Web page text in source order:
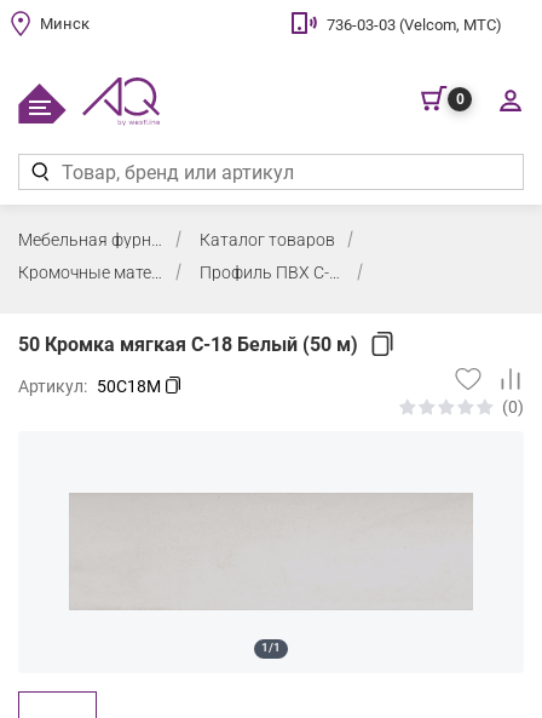
Минск 736-03-03 (Velcom, МТС)
0
Каталог товаров
Кромочные материалы и клей
Профиль ПВХ С-образный и Т-образный
50 Кромка мягкая С-18 Белый (50 м)
Артикул: 50C18M
(0)
1/1